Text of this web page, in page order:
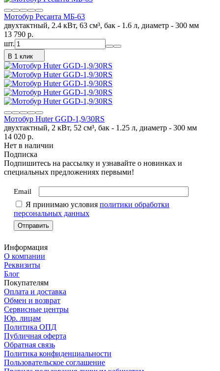
Мотобур Ресанта МБ-63
двухтактный, 2.4 кВт, 63 см³, бак - 1.6 л, диаметр - 300 мм
13 790 p.
шт.
В 1 клик
Мотобур Huter GGD-1,9/30RS
двухтактный, 2 кВт, 52 см³, бак - 1.25 л, диаметр - 300 мм
14 020 p.
Нет в наличии
Подписка
Подпишитесь на рассылку и узнавайте о новинках и
специальных предложениях первыми!
Email
Я принимаю условия политики обработки
персональных данных
Информация
О компании
Реквизиты
Блог
Покупателям
Оплата и доставка
Обмен и возврат
Сервисные центры
Юр. лицам
Политика ОПД
Публичная оферта
Обратная связь
Политика конфиденциальности
Пользовательское соглашение